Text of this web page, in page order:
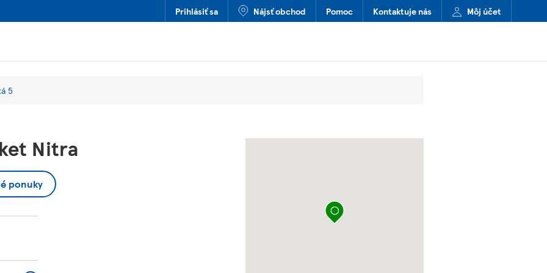
Prihlásiť sa Nájsť obchod Pomoc Kontaktuje nás Môj účet
5
Nitra
ponuky
Špendlík na mape